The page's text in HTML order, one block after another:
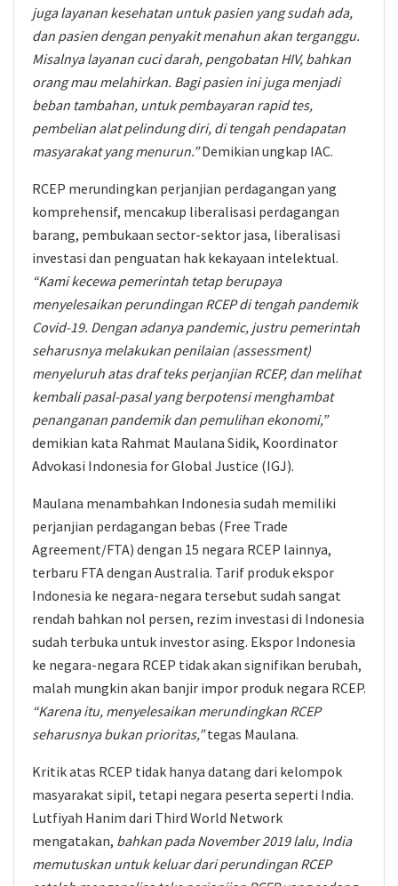
juga layanan kesehatan untuk pasien yang sudah ada,
dan pasien dengan penyakit menahun akan terganggu.
Misalnya layanan cuci darah, pengobatan HIV, bahkan
orang mau melahirkan. Bagi pasien ini juga menjadi
beban tambahan, untuk pembayaran rapid tes,
pembelian alat pelindung diri, di tengah pendapatan
masyarakat yang menurun.”Demikian ungkap IAC.
RCEP merundingkan perjanjian perdagangan yang
komprehensif, mencakup liberalisasi perdagangan
barang, pembukaan sector-sektor jasa, liberalisasi
investasi dan penguatan hak kekayaan intelektual.
“Kami kecewa pemerintah tetap berupaya
menyelesaikan perundingan RCEP di tengah pandemik
Covid-19. Dengan adanya pandemic, justru pemerintah
seharusnya melakukan penilaian (assessment)
menyeluruh atas draf teks perjanjian RCEP, dan melihat
kembali pasal-pasal yang berpotensi menghambat
penanganan pandemik dan pemulihan ekonomi,”
demikian kata Rahmat Maulana Sidik, Koordinator
Advokasi Indonesia for Global Justice (IGJ).
Maulana menambahkan Indonesia sudah memiliki
perjanjian perdagangan bebas (Free Trade
Agreement/FTA) dengan 15 negara RCEP lainnya,
terbaru FTA dengan Australia. Tarif produk ekspor
Indonesia ke negara-negara tersebut sudah sangat
rendah bahkan nol persen, rezim investasi di Indonesia
sudah terbuka untuk investor asing. Ekspor Indonesia
ke negara-negara RCEP tidak akan signifikan berubah,
malah mungkin akan banjir impor produk negara RCEP.
“Karena itu, menyelesaikan merundingkan RCEP
seharusnya bukan prioritas,”tegas Maulana.
Kritik atas RCEP tidak hanya datang dari kelompok
masyarakat sipil, tetapi negara peserta seperti India.
Lutfiyah Hanim dari Third World Network
mengatakan, bahkan pada November 2019 lalu, India
memutuskan untuk keluar dari perundingan RCEP